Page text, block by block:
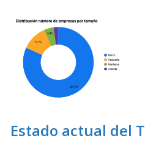
Estado actual del T